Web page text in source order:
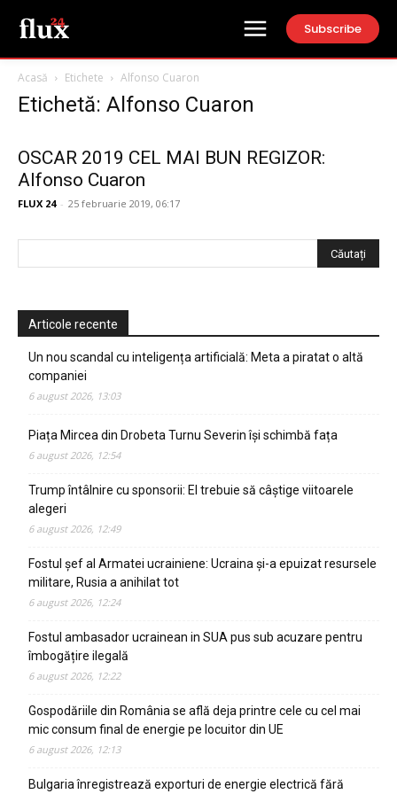
Subscribe
Acasă Etichete Alfonso Cuaron
Etichetă: Alfonso Cuaron
OSCAR 2019 CEL MAI BUN REGIZOR:
Alfonso Cuaron
FLUX 24 - 25 februarie 2019, 06:17
Articole recente
Un nou scandal cu inteligența artificială: Meta a piratat o altă
companiei
6 august 2026, 13:03
Piața Mircea din Drobeta Turnu Severin își schimbă fața
6 august 2026, 12:54
Trump întâlnire cu sponsorii: El trebuie să câștige viitoarele
alegeri
6 august 2026, 12:49
Fostul șef al Armatei ucrainiene: Ucraina și-a epuizat resursele
militare, Rusia a anihilat tot
6 august 2026, 12:24
Fostul ambasador ucrainean in SUA pus sub acuzare pentru
îmbogățire ilegală
6 august 2026, 12:22
Gospodăriile din România se află deja printre cele cu cel mai
mic consum final de energie pe locuitor din UE
6 august 2026, 12:13
Bulgaria înregistrează exporturi de energie electrică fără